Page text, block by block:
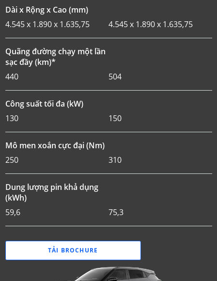
Dài x Rộng x Cao (mm)
4.545 x 1.890 x 1.635,75
4.545 x 1.890 x 1.635,75
Quãng đường chạy một lần
sạc đầy (km)*
440
504
Công suất tối đa (kW)
130
150
Mô men xoắn cực đại (Nm)
250
310
Dung lượng pin khả dụng
(kWh)
59,6
75,3
TẢI BROCHURE